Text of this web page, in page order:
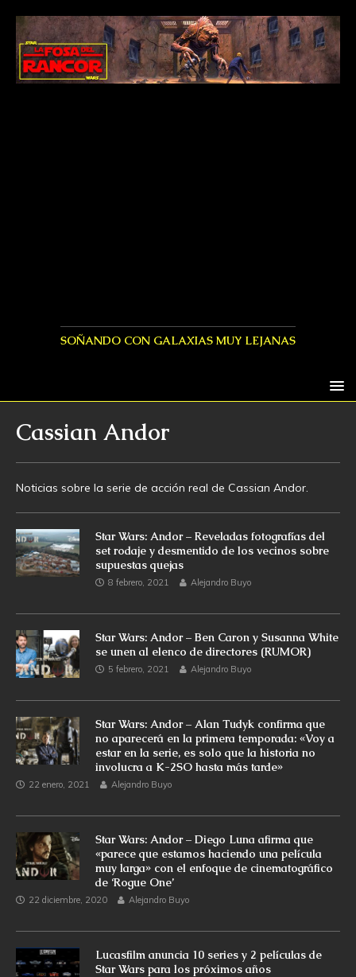
SOÑANDO CON GALAXIAS MUY LEJANAS
Cassian Andor
Noticias sobre la serie de acción real de Cassian Andor.
Star Wars: Andor – Reveladas fotografías del
set rodaje y desmentido de los vecinos sobre
supuestas quejas
8 febrero, 2021 Alejandro Buyo
Star Wars: Andor – Ben Caron y Susanna White
se unen al elenco de directores (RUMOR)
5 febrero, 2021 Alejandro Buyo
Star Wars: Andor – Alan Tudyk confirma que
no aparecerá en la primera temporada: «Voy a
estar en la serie, es solo que la historia no
involucra a K-2SO hasta más tarde»
22 enero, 2021 Alejandro Buyo
Star Wars: Andor – Diego Luna afirma que
«parece que estamos haciendo una película
muy larga» con el enfoque de cinematográfico
de ‘Rogue One’
22 diciembre, 2020 Alejandro Buyo
Lucasfilm anuncia 10 series y 2 películas de
Star Wars para los próximos años